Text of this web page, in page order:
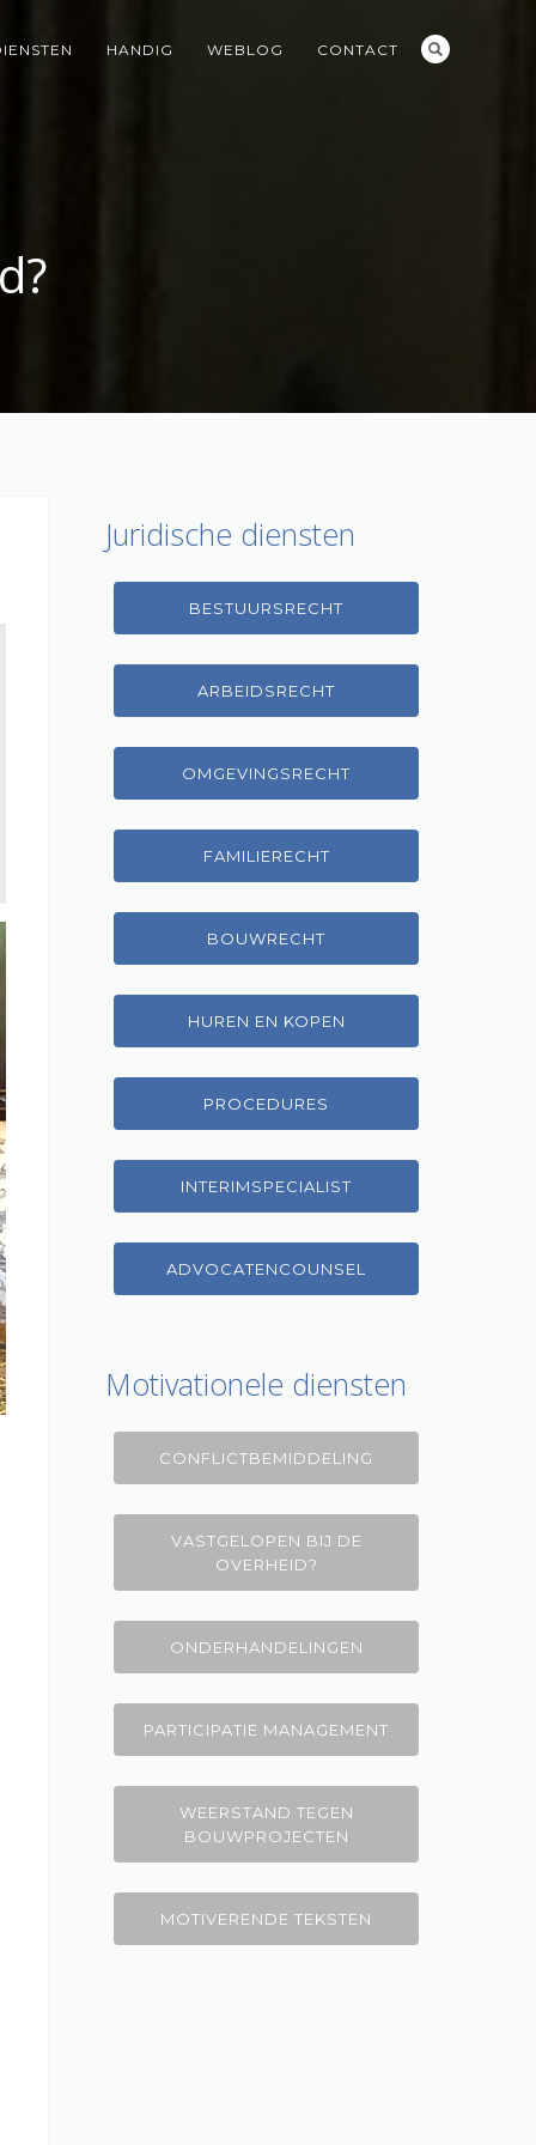
HANDIG WEBLOG CONTACT
Juridische diensten
BESTUURSRECHT
ARBEIDSRECHT
OMGEVINGSRECHT
FAMILIERECHT
BOUWRECHT
HUREN EN KOPEN
PROCEDURES
INTERIMSPECIALIST
ADVOCATENCOUNSEL
Motivationele diensten
CONFLICTBEMIDDELING
VASTGELOPEN BIJ DE
OVERHEID?
ONDERHANDELINGEN
PARTICIPATIE MANAGEMENT
WEERSTAND TEGEN
BOUWPROJECTEN
MOTIVERENDE TEKSTEN